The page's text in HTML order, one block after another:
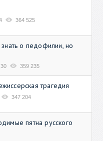
364 525
о педофилии, но
359 235
трагедия
347 204
пятна русского